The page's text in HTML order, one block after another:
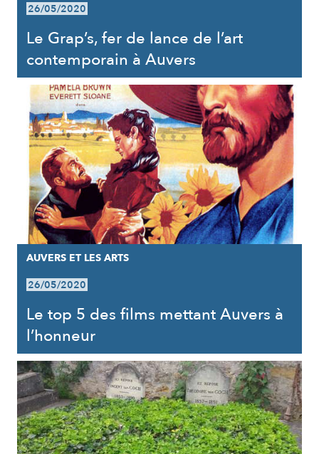
26/05/2020
Le Grap’s, fer de lance de l’art
contemporain à Auvers
AUVERS ET LES ARTS
26/05/2020
Le top 5 des films mettant Auvers à
l’honneur